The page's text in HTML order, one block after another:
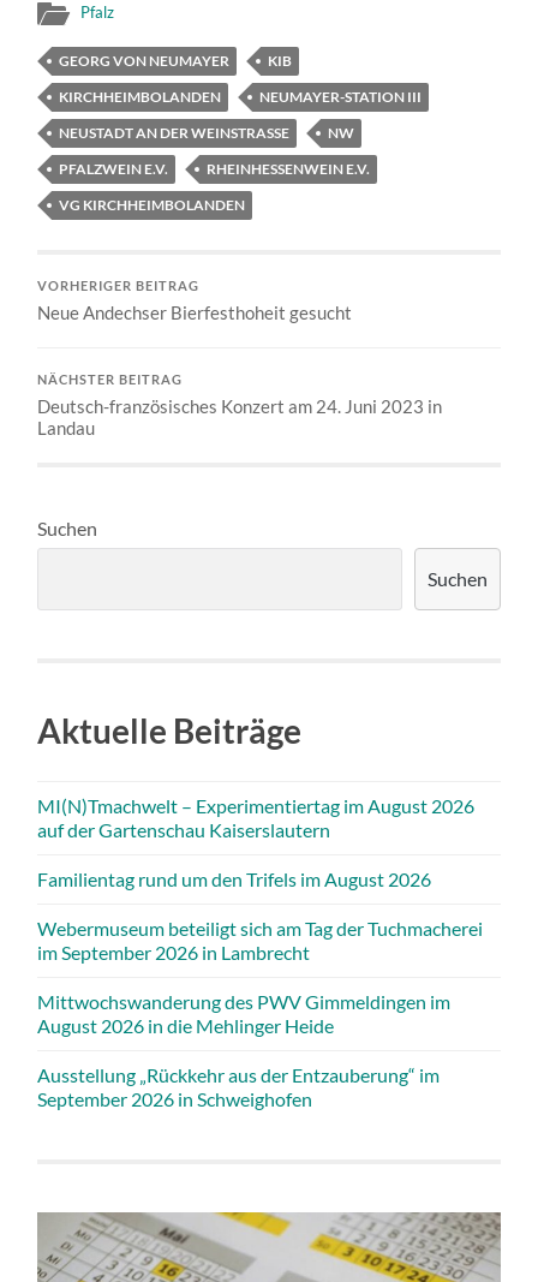
Pfalz
GEORG VON NEUMAYER
KIB
KIRCHHEIMBOLANDEN
NEUMAYER-STATION III
NEUSTADT AN DER WEINSTRASSE
NW
PFALZWEIN E.V.
RHEINHESSENWEIN E.V.
VG KIRCHHEIMBOLANDEN
VORHERIGER BEITRAG
Neue Andechser Bierfesthoheit gesucht
NÄCHSTER BEITRAG
Deutsch-französisches Konzert am 24. Juni 2023 in
Landau
Suchen
Suchen
Aktuelle Beiträge
MI(N)Tmachwelt – Experimentiertag im August 2026
auf der Gartenschau Kaiserslautern
Familientag rund um den Trifels im August 2026
Webermuseum beteiligt sich am Tag der Tuchmacherei
im September 2026 in Lambrecht
Mittwochswanderung des PWV Gimmeldingen im
August 2026 in die Mehlinger Heide
Ausstellung „Rückkehr aus der Entzauberung“ im
September 2026 in Schweighofen